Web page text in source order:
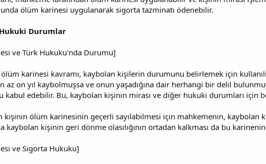
ölüm karinesi uygulanarak sigorta tazminatı ödenebilir.
Durumlar
ve Türk Hukuku'nda Durumu]
karinesi kavramı, kaybolan kişilerin durumunu belirlemek için
az on yıl kaybolmuşsa ve onun yaşadığına dair herhangi bir delil
edebilir. Bu, kaybolan kişinin mirası ve diğer hukuki durumları için
kişinin ölüm karinesinin geçerli sayılabilmesi için mahkemenin, kaybolan
kaybolan kişinin geri dönme olasılığının ortadan kalkması da bu
ve Sigorta Hukuku]